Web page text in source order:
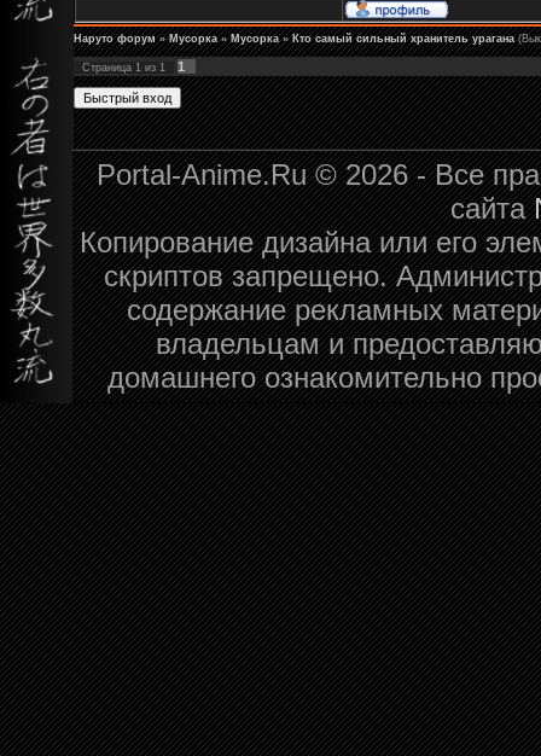
Наруто форум » Мусорка » Мусорка » Кто самый сильный хранитель урагана
Страница 1 из 1 1
Portal-Anime.Ru © 2026 - Все
сайта
Копирование дизайна или его
скриптов запрещено.
содержание рекламных
владельцам и
домашнего ознакомительно